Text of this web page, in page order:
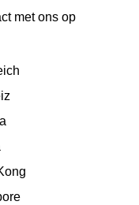
met ons op